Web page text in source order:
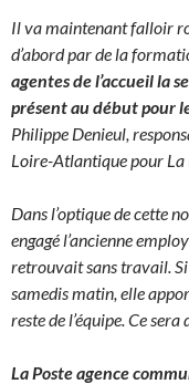
Il va maintenant falloir
d’abord par de la
agentes de l’accueil la
présent au début pour
Philippe Denieul,
Loire-Atlantique pour La
Dans l’optique de cette
engagé l’ancienne
retrouvait sans travail. Si
samedis matin, elle
reste de l’équipe. Ce
La Poste agence